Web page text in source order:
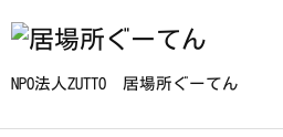
NPO法人ZUTTO 居場所ぐーてん